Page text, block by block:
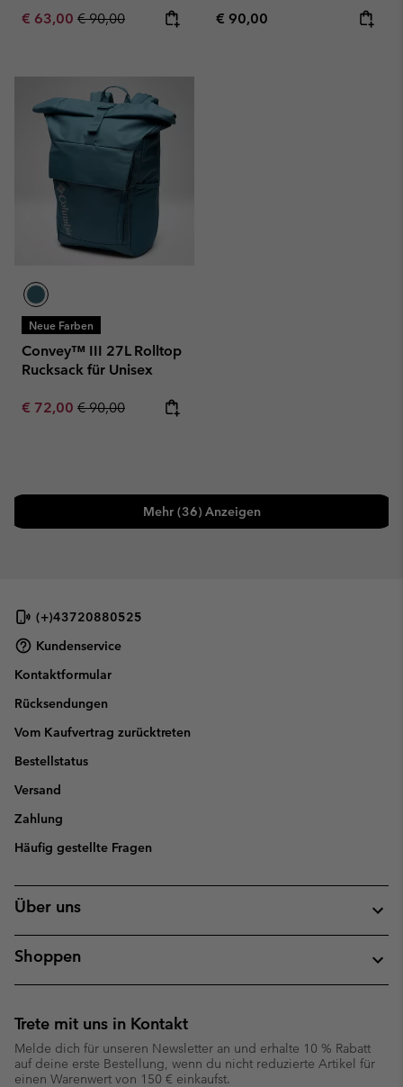
Sale price:
€ 63,00 Regular price:
€ 90,00 Regular price:
€ 90,00
Neue Farben
Convey™ III 27L Rolltop
Rucksack für Unisex
Sale price:
€ 72,00 Regular price:
€ 90,00
Mehr (36) Anzeigen
(+)43720880525
Kundenservice
Kontaktformular
Rücksendungen
Vom Kaufvertrag zurücktreten
Bestellstatus
Versand
Zahlung
Häufig gestellte Fragen
Über uns
Shoppen
Trete mit uns in Kontakt
Melde dich für unseren Newsletter an und erhalte 10 % Rabatt
auf deine erste Bestellung, wenn du nicht reduzierte Artikel für
einen Warenwert von 150 € einkaufst.